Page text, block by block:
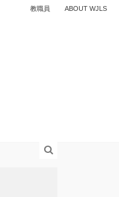
教職員 ABOUT WJLS